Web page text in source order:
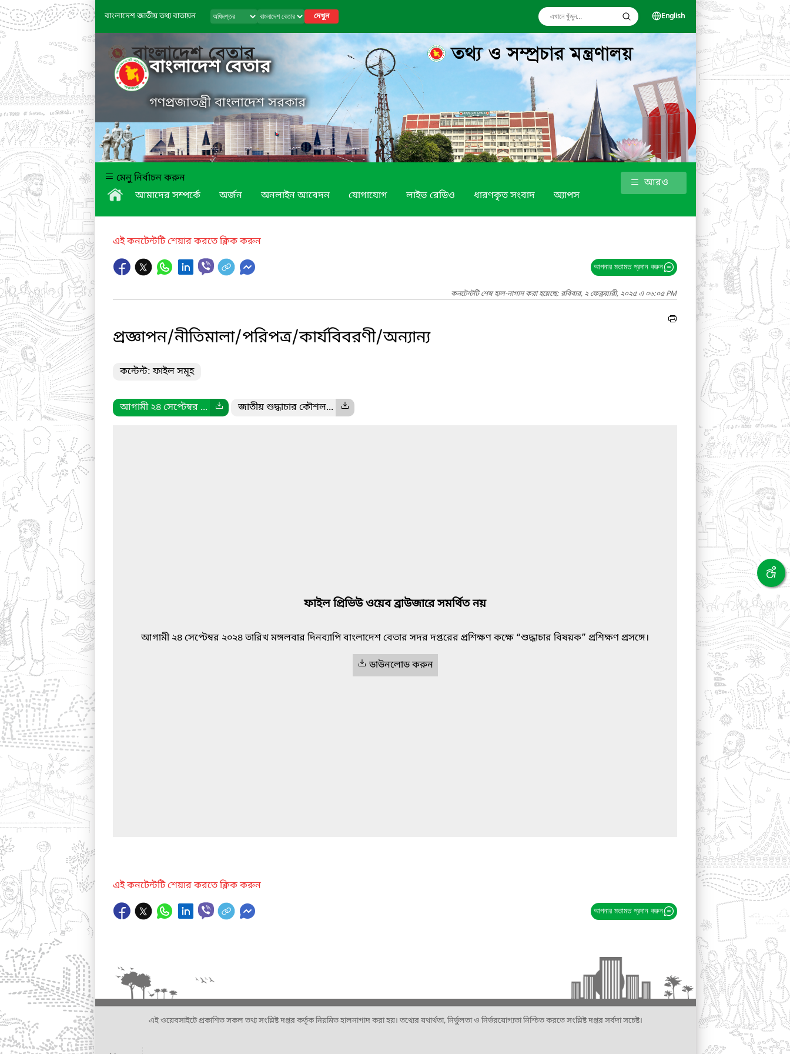
বাংলাদেশ জাতীয় তথ্য বাতায়ন দেখুন English
বাংলাদেশ বেতার
গণপ্রজাতন্ত্রী বাংলাদেশ সরকার
মেনু নির্বাচন করুন
আমাদের সম্পর্কে
অর্জন অনলাইন আবেদন যোগাযোগ লাইভ রেডিও ধারণকৃত সংবাদ অ্যাপস
আরও
এই কনটেন্টটি শেয়ার করতে ক্লিক করুন
আপনার মতামত প্রদান করুন
কনটেন্টটি শেষ হাল-নাগাদ করা হয়েছে: রবিবার, ২ ফেব্রুয়ারী, ২০২৫ এ ০৬:০৫ PM
প্রজ্ঞাপন/নীতিমালা/পরিপত্র/কার্যবিবরণী/অন্যান্য
কন্টেন্ট: ফাইল সমূহ
আগামী ২৪ সেপ্টেম্বর ... জাতীয় শুদ্ধাচার কৌশল...
ফাইল প্রিভিউ ওয়েব ব্রাউজারে সমর্থিত নয়
আগামী ২৪ সেপ্টেম্বর ২০২৪ তারিখ মঙ্গলবার দিনব্যাপি বাংলাদেশ বেতার সদর দপ্তরের প্রশিক্ষণ কক্ষে “শুদ্ধাচার বিষয়ক” প্রশিক্ষণ প্রসঙ্গে।
ডাউনলোড করুন
এই কনটেন্টটি শেয়ার করতে ক্লিক করুন
আপনার মতামত প্রদান করুন
এই ওয়েবসাইটে প্রকাশিত সকল তথ্য সংশ্লিষ্ট দপ্তর কর্তৃক নিয়মিত হালনাগাদ করা হয়। তথ্যের যথার্থতা, নির্ভুলতা ও নির্ভরযোগ্যতা নিশ্চিত করতে সংশ্লিষ্ট দপ্তর সর্বদা সচেষ্ট।